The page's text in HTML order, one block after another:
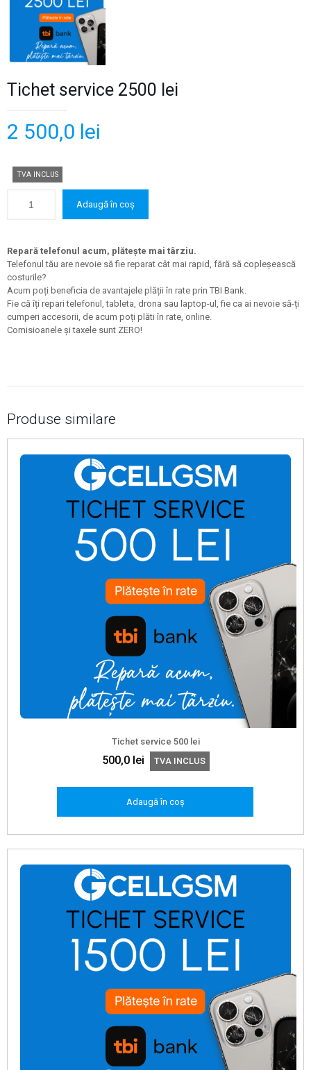
Tichet service 2500 lei
2 500,0 lei
TVA INCLUS
Adaugă în coș
Repară telefonul acum, plătește mai târziu.
Telefonul tău are nevoie să fie reparat cât mai rapid, fără să copleșească
costurile?
Acum poți beneficia de avantajele plății în rate prin TBI Bank.
Fie că îți repari telefonul, tableta, drona sau laptop-ul, fie ca ai nevoie să-ți
cumperi accesorii, de acum poți plăti în rate, online.
Comisioanele și taxele sunt ZERO!
Produse similare
Tichet service 500 lei
500,0 lei TVA INCLUS
Adaugă în coș